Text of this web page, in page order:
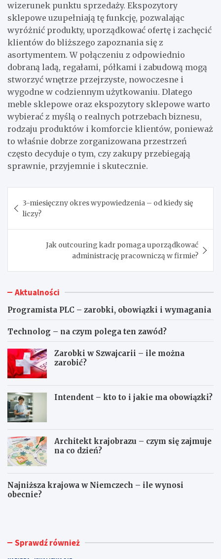
wizerunek punktu sprzedaży. Ekspozytory
sklepowe uzupełniają tę funkcję, pozwalając
wyróżnić produkty, uporządkować ofertę i zachęcić
klientów do bliższego zapoznania się z
asortymentem. W połączeniu z odpowiednio
dobraną ladą, regałami, półkami i zabudową mogą
stworzyć wnętrze przejrzyste, nowoczesne i
wygodne w codziennym użytkowaniu. Dlatego
meble sklepowe oraz ekspozytory sklepowe warto
wybierać z myślą o realnych potrzebach biznesu,
rodzaju produktów i komforcie klientów, ponieważ
to właśnie dobrze zorganizowana przestrzeń
często decyduje o tym, czy zakupy przebiegają
sprawnie, przyjemnie i skutecznie.
wpisu
3-miesięczny okres wypowiedzenia – od kiedy się
liczy?
Jak outcouring kadr pomaga uporządkować
administrację pracowniczą w firmie?
Aktualności
Programista PLC – zarobki, obowiązki i wymagania
Technolog – na czym polega ten zawód?
Zarobki w Szwajcarii – ile można
zarobić?
Intendent – kto to i jakie ma obowiązki?
Architekt krajobrazu – czym się zajmuje
na co dzień?
Najniższa krajowa w Niemczech – ile wynosi
obecnie?
P
a
T
o Sprawdź również